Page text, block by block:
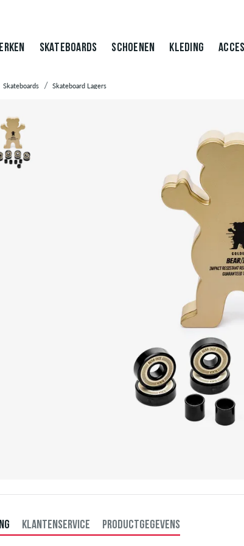
SKATEBOARDS SCHOENEN KLEDING
Skateboards Skateboard Lagers
KLANTENSERVICE PRODUCTGEGEVENS